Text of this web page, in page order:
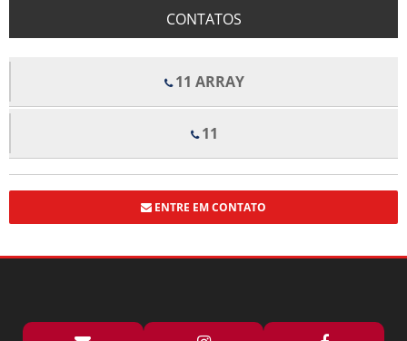
BENEFÍCIOS DOS FORROS DE FIBRA MINERAL PARA CONFORTO E
QUALIDADE ACÚSTICA EM AMBIENTES
FUNCIONALIDADE PARA SEU BANHEIRO
BOX DE VIDRO ELEGANCE TRANSFORMA ESPAÇOS COM ESTILO E
BOX FLEX PARA BANHEIRO PREÇO E DICAS DE COMPRA
CONTATOS
11 ARRAY
11
ENTRE EM CONTATO